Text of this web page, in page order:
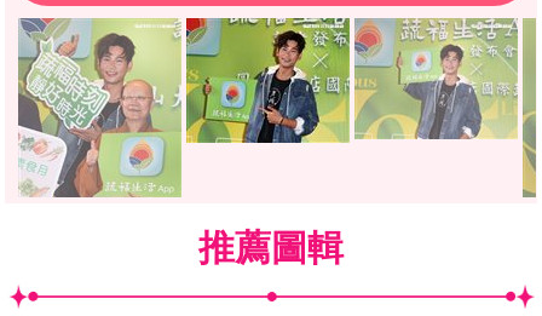
推薦圖輯